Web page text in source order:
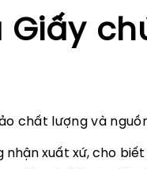
Giấy
chất lượng và
nhận xuất xứ, cho